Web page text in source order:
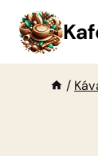
Přeskočit
obsah
/